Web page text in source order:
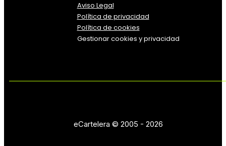
Aviso Legal
Política de privacidad
Política de cookies
Gestionar cookies y privacidad
eCartelera © 2005 - 2026